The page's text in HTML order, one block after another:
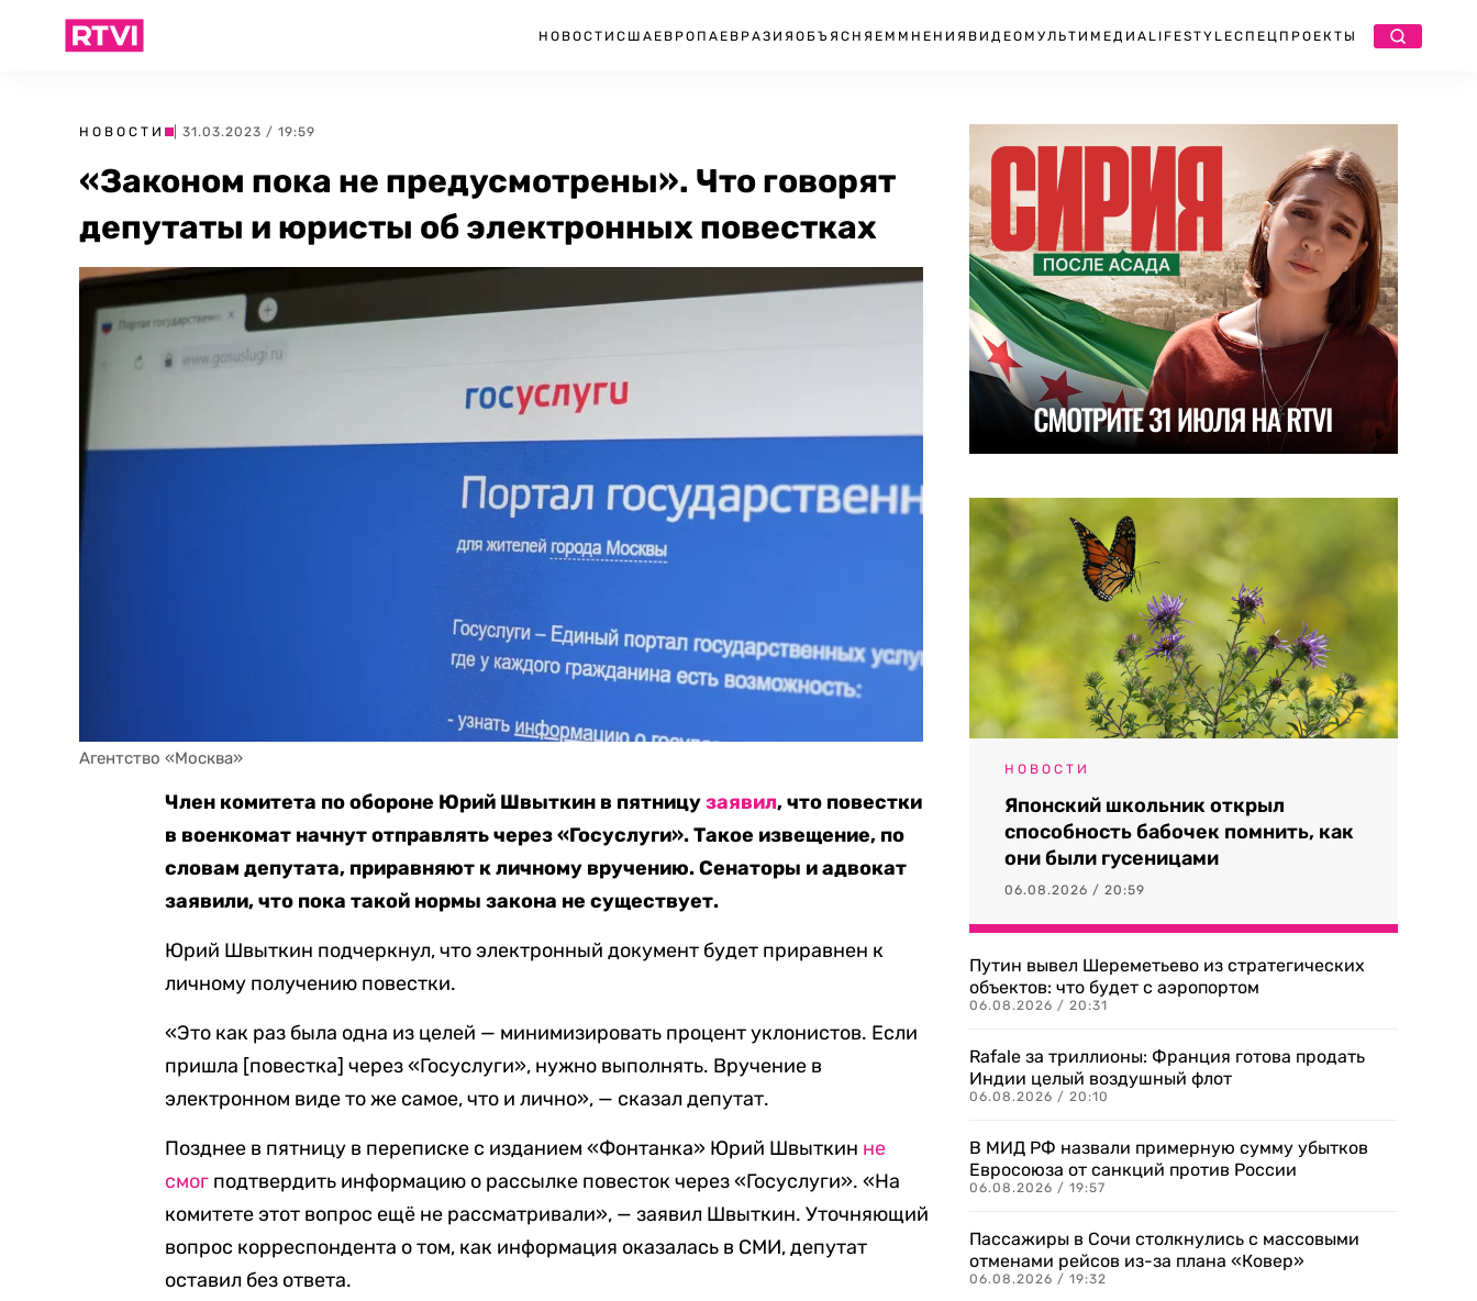
НОВОСТИ США ЕВРОПА ЕВРАЗИЯ ОБЪЯСНЯЕМ МНЕНИЯ ВИДЕО МУЛЬТИМЕДИА LIFESTYLEСПЕЦПРОЕКТЫ
НОВОСТИ | 31.03.2023 / 19:59
«Законом пока не предусмотрены». Что говорят
депутаты и юристы об электронных повестках
Агентство «Москва»
Член комитета по обороне Юрий Швыткин в пятницузаявил, что повестки
в военкомат начнут отправлять через «Госуслуги». Такое извещение, по
словам депутата, приравняют к личному вручению. Сенаторы и адвокат
заявили, что пока такой нормы закона не существует.
Юрий Швыткин подчеркнул, что электронный документ будет приравнен к
личному получению повестки.
«Это как раз была одна из целей — минимизировать процент уклонистов. Если
пришла [повестка] через «Госуслуги», нужно выполнять. Вручение в
электронном виде то же самое, что и лично», — сказал депутат.
Позднее в пятницу в переписке с изданием «Фонтанка» Юрий Швыткин не
смог подтвердить информацию о рассылке повесток через «Госуслуги». «На
комитете этот вопрос ещё не рассматривали», — заявил Швыткин. Уточняющий
вопрос корреспондента о том, как информация оказалась в СМИ, депутат
оставил без ответа.
НОВОСТИ
Японский школьник открыл
способность бабочек помнить, как
они были гусеницами
06.08.2026 / 20:59
Путин вывел Шереметьево из стратегических
объектов: что будет с аэропортом
06.08.2026 / 20:31
Rafale за триллионы: Франция готова продать
Индии целый воздушный флот
06.08.2026 / 20:10
В МИД РФ назвали примерную сумму убытков
Евросоюза от санкций против России
06.08.2026 / 19:57
Пассажиры в Сочи столкнулись с массовыми
отменами рейсов из-за плана «Ковер»
06.08.2026 / 19:32